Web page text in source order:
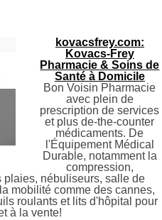
kovacsfrey.com:
Kovacs-Frey
Pharmacie & Soins de
Santé à Domicile
Bon Voisin Pharmacie
avec plein de
prescription de services
et plus de-the-counter
médicaments. De
l'Équipement Médical
Durable, notamment la
compression,
plaies, nébuliseurs, salle de
mobilité comme des cannes,
roulants et lits d'hôpital pour
à la vente!